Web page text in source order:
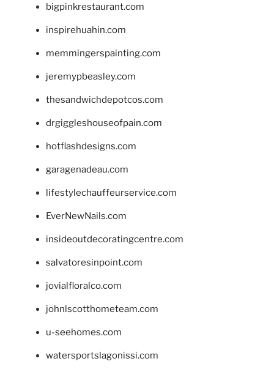
bigpinkrestaurant.com
inspirehuahin.com
memmingerspainting.com
jeremypbeasley.com
thesandwichdepotcos.com
drgiggleshouseofpain.com
hotflashdesigns.com
garagenadeau.com
lifestylechauffeurservice.com
EverNewNails.com
insideoutdecoratingcentre.com
salvatoresinpoint.com
jovialfloralco.com
johnlscotthometeam.com
u-seehomes.com
watersportslagonissi.com